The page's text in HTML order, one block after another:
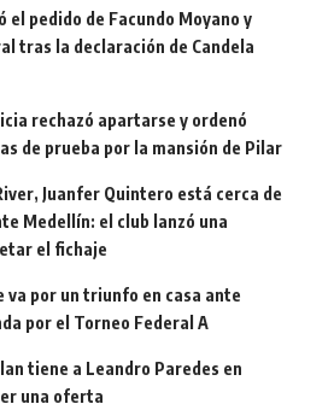
el pedido de Facundo Moyano y
tras la declaración de Candela
rechazó apartarse y ordenó
de prueba por la mansión de Pilar
Juanfer Quintero está cerca de
Medellín: el club lanzó una
el fichaje
va por un triunfo en casa ante
por el Torneo Federal A
tiene a Leandro Paredes en
una oferta